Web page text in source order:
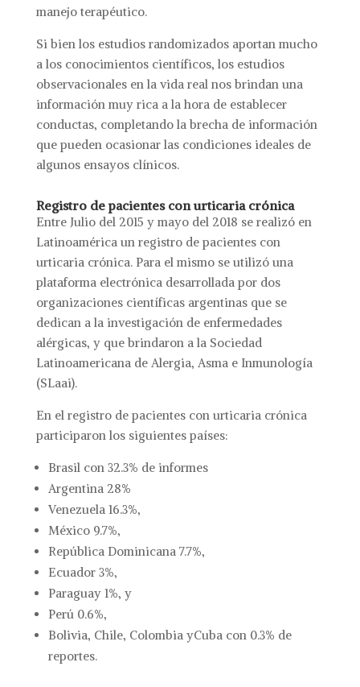
manejo terapéutico.
Si bien los estudios randomizados aportan mucho
a los conocimientos científicos, los estudios
observacionales en la vida real nos brindan una
información muy rica a la hora de establecer
conductas, completando la brecha de información
que pueden ocasionar las condiciones ideales de
algunos ensayos clínicos.
Registro de pacientes con urticaria crónica
Entre Julio del 2015 y mayo del 2018 se realizó en
Latinoamérica un registro de pacientes con
urticaria crónica. Para el mismo se utilizó una
plataforma electrónica desarrollada por dos
organizaciones científicas argentinas que se
dedican a la investigación de enfermedades
alérgicas, y que brindaron a la Sociedad
Latinoamericana de Alergia, Asma e Inmunología
(SLaai).
En el registro de pacientes con urticaria crónica
participaron los siguientes países:
Brasil con 32.3% de informes
Argentina 28%
Venezuela 16.3%,
México 9.7%,
República Dominicana 7.7%,
Ecuador 3%,
Paraguay 1%, y
Perú 0.6%,
Bolivia, Chile, Colombia yCuba con 0.3% de
reportes.